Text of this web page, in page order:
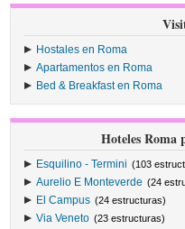
Hostales en Roma
Apartamentos en Roma
Bed & Breakfast en Roma
Hoteles Roma
Esquilino - Termini (103
Aurelio E Monteverde (24
El Campus (24 estructuras)
Via Veneto (23 estructuras)